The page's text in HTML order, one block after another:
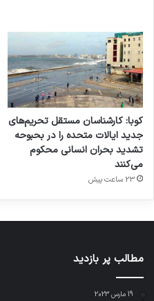
کوبا: کارشناسان مستقل تحریم‌های
جدید ایالات متحده را در بحبوحه
تشدید بحران انسانی محکوم
می‌کنند
23 ساعت پیش
مطالب پر بازدید
19 مارس 2023